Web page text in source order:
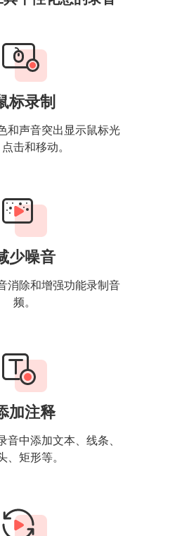
标录制
和声音突出显示鼠标光
击和移动。
少噪音
消除和增强功能录制音
频。
加注释
音中添加文本、线条、
、矩形等。